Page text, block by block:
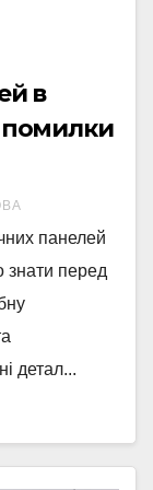
в
помилки
панелей
знати перед
детал...